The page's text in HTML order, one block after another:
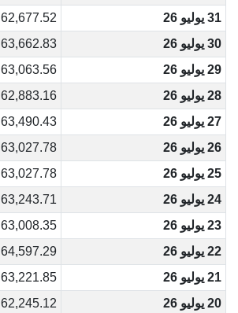
31 يوليو 26
62,677.52
30 يوليو 26
63,662.83
29 يوليو 26
63,063.56
28 يوليو 26
62,883.16
27 يوليو 26
63,490.43
26 يوليو 26
63,027.78
25 يوليو 26
63,027.78
24 يوليو 26
63,243.71
23 يوليو 26
63,008.35
22 يوليو 26
64,597.29
21 يوليو 26
63,221.85
20 يوليو 26
62,245.12